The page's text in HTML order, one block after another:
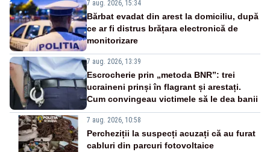
7 aug. 2026, 15:34
Bărbat evadat din arest la domiciliu, după
ce ar fi distrus brățara electronică de
monitorizare
7 aug. 2026, 13:39
Escrocherie prin „metoda BNR”: trei
ucraineni prinși în flagrant și arestați.
Cum convingeau victimele să le dea banii
7 aug. 2026, 10:58
Percheziții la suspecți acuzați că au furat
cabluri din parcuri fotovoltaice